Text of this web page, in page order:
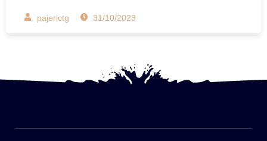
pajerictg 31/10/2023